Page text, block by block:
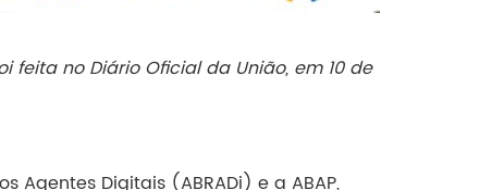
no Diário Oficial da União, em 10 de
Agentes Digitais (ABRADi) e a ABAP,